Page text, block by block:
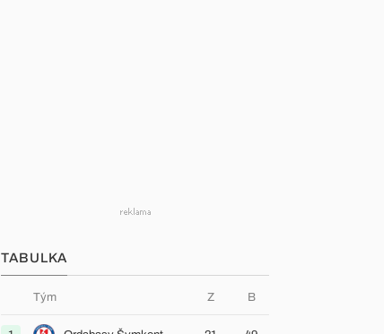
TABULKA
Tým Z B